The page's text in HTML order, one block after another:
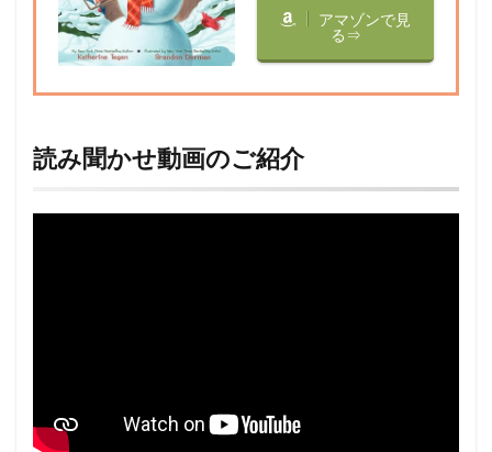
アマゾンで見
る⇒
読み聞かせ動画のご紹介